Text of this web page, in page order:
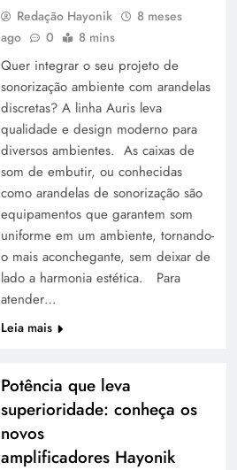
Redação Hayonik
8 meses
ago
0 8 mins
Quer integrar o seu projeto de
sonorização ambiente com arandelas
discretas? A linha Auris leva
qualidade e design moderno para
diversos ambientes. As caixas de
som de embutir, ou conhecidas
como arandelas de sonorização são
equipamentos que garantem som
uniforme em um ambiente, tornando-
o mais aconchegante, sem deixar de
lado a harmonia estética. Para
atender…
Leia mais
Potência que leva
superioridade: conheça os
novos
amplificadores Hayonik